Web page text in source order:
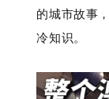
的城市故事
冷知识。